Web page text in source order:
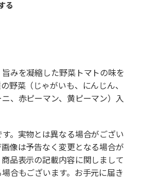
る
みを凝縮した野菜トマトの味を
野菜（じゃがいも、にんじん、
、赤ピーマン、黄ピーマン）入
。実物とは異なる場合がござい
像は予告なく変更となる場合が
品表示の記載内容に関しまして
合もございます。お手元に届き